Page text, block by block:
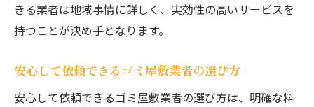
きる業者は地域事情に詳しく、実効性の高いサービスを
持つことが決め手となります。
安心して依頼できるゴミ屋敷業者の選び方
安心して依頼できるゴミ屋敷業者の選び方は、明確な料